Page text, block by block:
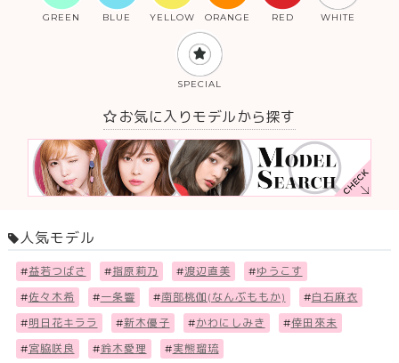
GREEN BLUE YELLOW ORANGE RED WHITE
SPECIAL
お気に入りモデルから探す
人気モデル
#益若つばさ #指原莉乃 #渡辺直美 #ゆうこす
#佐々木希 #一条響 #南部桃伽(なんぶももか) #白石麻衣
#明日花キララ #新木優子 #かわにしみき #倖田來未
#宮脇咲良 #鈴木愛理 #実熊瑠琉